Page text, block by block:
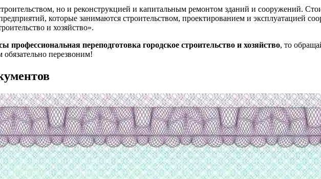
но и реконструкцией и капитальным ремонтом зданий и сооружений.
которые занимаются строительством, проектированием и эксплуатацией
и хозяйство».
профессиональная переподготовка городское строительство и хозяйство, то
перезвоним!